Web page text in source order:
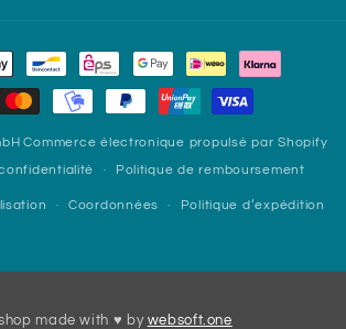
Commerce électronique propulsé par Shopify
Politique de remboursement
Coordonnées Politique d’expédition
made with ♥ by websoft.one